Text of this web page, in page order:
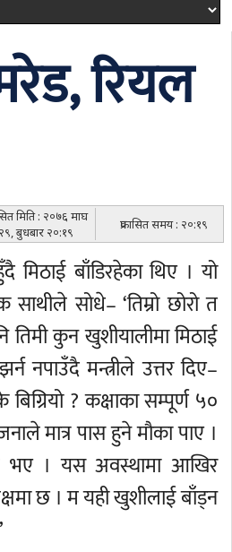
रियल
मिति : २०७६ माघ
२९, बुधबार २०:१९
प्रकासित समय : २०:१९
बाँडिरहेका थिए । यो
सोधे– ‘तिम्रो छोरो त
कुन खुशीयालीमा मिठाई
नपाउँदै मन्त्रीले उत्तर दिए–
? कक्षाका सम्पूर्ण ५०
मात्र पास हुने मौका पाए ।
। यस अवस्थामा आखिर
छ । म यही खुशीलाई बाँड्न